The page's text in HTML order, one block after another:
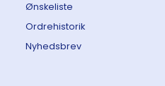
Ønskeliste
Ordrehistorik
Nyhedsbrev